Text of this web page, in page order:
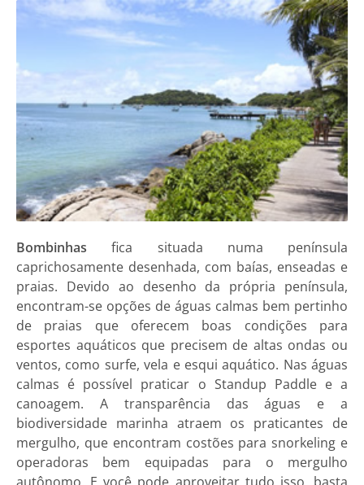
Bombinhas fica situada numa península
caprichosamente desenhada, com baías, enseadas e
praias. Devido ao desenho da própria península,
encontram-se opções de águas calmas bem pertinho
de praias que oferecem boas condições para
esportes aquáticos que precisem de altas ondas ou
ventos, como surfe, vela e esqui aquático. Nas águas
calmas é possível praticar o Standup Paddle e a
canoagem. A transparência das águas e a
biodiversidade marinha atraem os praticantes de
mergulho, que encontram costões para snorkeling e
operadoras bem equipadas para o mergulho